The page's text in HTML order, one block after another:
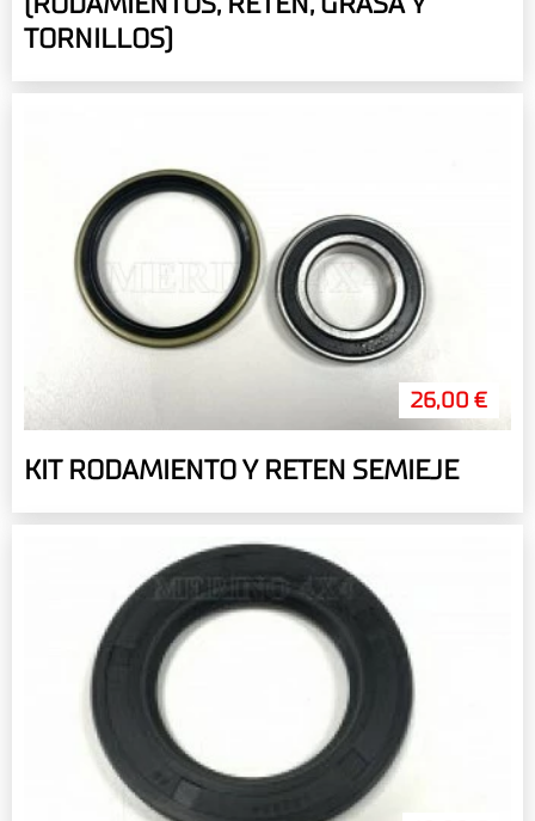
TORNILLOS)
26,00 €
KIT RODAMIENTO Y RETEN SEMIEJE